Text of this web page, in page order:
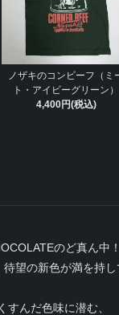
ノザキのコンビーフ（ミ
ト・アイビーグリーン）
4,400円(税込)
のど真ん中！
望の新色が満を持し
すんだ色味に潜む、